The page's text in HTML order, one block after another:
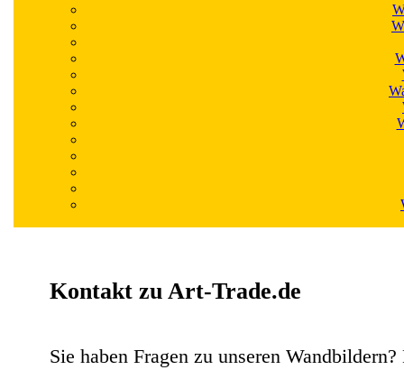
Kontakt zu Art-Trade.de
Sie haben Fragen zu unseren